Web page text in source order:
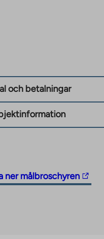
och betalningar
ner målbroschyren